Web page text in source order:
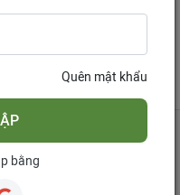
Liên hệ quảng cáo
tử
Đăng ký diễn đàn
Quên mật khẩu
bằng